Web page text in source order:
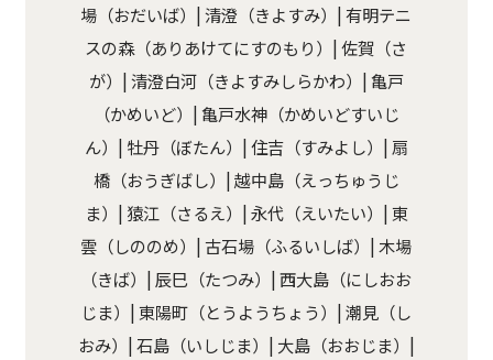
場（おだいば）| 清澄（きよすみ）| 有明テニ
スの森（ありあけてにすのもり）| 佐賀（さ
が）| 清澄白河（きよすみしらかわ）| 亀戸
（かめいど）| 亀戸水神（かめいどすいじ
ん）| 牡丹（ぼたん）| 住吉（すみよし）| 扇
橋（おうぎばし）| 越中島（えっちゅうじ
ま）| 猿江（さるえ）| 永代（えいたい）| 東
雲（しののめ）| 古石場（ふるいしば）| 木場
（きば）| 辰巳（たつみ）| 西大島（にしおお
じま）| 東陽町（とうようちょう）| 潮見（し
おみ）| 石島（いしじま）| 大島（おおじま）|